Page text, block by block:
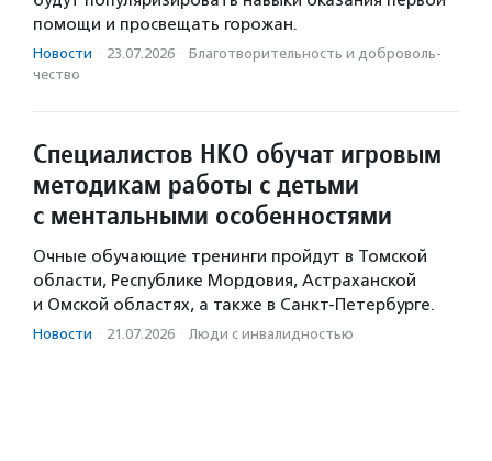
помощи и просвещать горожан.
Новости · 23.07.2026 · Благотвори­тель­ность и доброволь­
чест­во
Специалистов НКО обучат игровым
методикам работы с детьми
с ментальными особенностями
Очные обучающие тренинги пройдут в Томской
области, Республике Мордовия, Астраханской
и Омской областях, а также в Санкт-Петербурге.
Новости · 21.07.2026 · Люди с инвалидностью